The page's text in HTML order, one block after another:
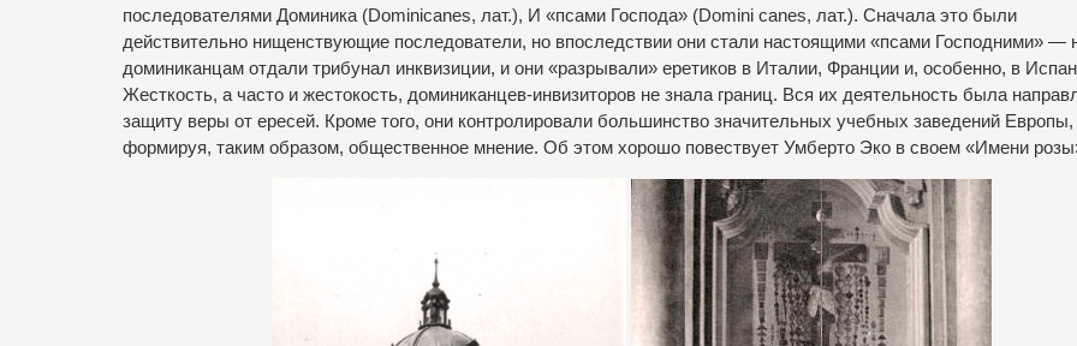
последователями Доминика (Dominicanes, лат.), И «псами Господа» (Domini canes, лат.). Сначала это были
действительно нищенствующие последователи, но впоследствии они стали настоящими «псами Господними» —
доминиканцам отдали трибунал инквизиции, и они «разрывали» еретиков в Италии, Франции и, особенно, в
Жесткость, а часто и жестокость, доминиканцев-инвизиторов не знала границ. Вся их деятельность была
защиту веры от ересей. Кроме того, они контролировали большинство значительных учебных заведений Европы,
формируя, таким образом, общественное мнение. Об этом хорошо повествует Умберто Эко в своем «Имени